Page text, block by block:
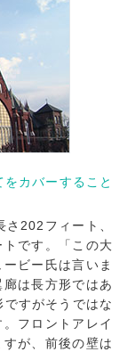
カバーすること
202フィート、
です。「この大
ビー氏は言いま
は長方形ではあ
すがそうではな
フロントアレイ
が、前後の壁は